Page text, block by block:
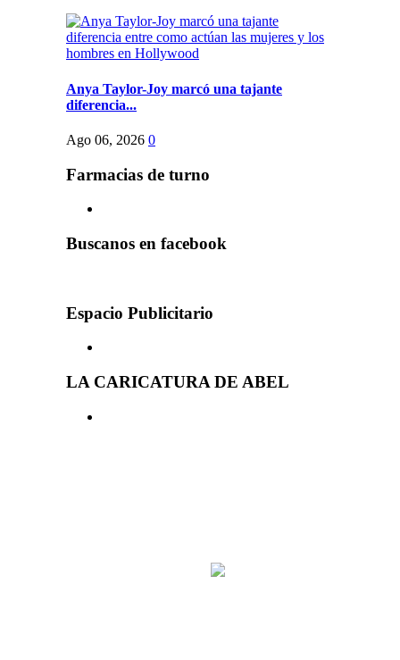
Anya Taylor-Joy marcó una tajante
diferencia...
Ago 06, 2026 0
Farmacias de turno
Buscanos en facebook
Espacio Publicitario
LA CARICATURA DE ABEL